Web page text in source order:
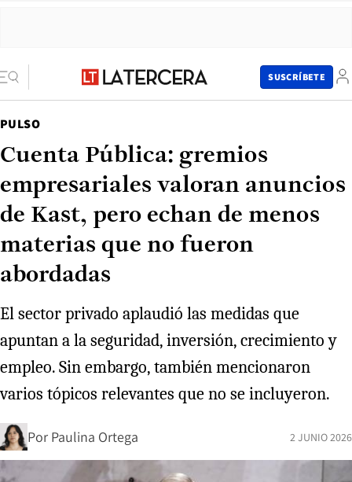
SUSCRÍBETE
PULSO
Cuenta Pública: gremios
empresariales valoran anuncios
de Kast, pero echan de menos
materias que no fueron
abordadas
El sector privado aplaudió las medidas que
apuntan a la seguridad, inversión, crecimiento y
empleo. Sin embargo, también mencionaron
varios tópicos relevantes que no se incluyeron.
Por Paulina Ortega 2 JUNIO 2026